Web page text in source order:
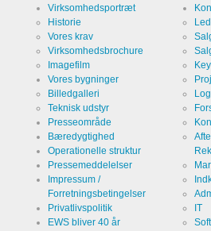
Virksomhedsportræt
Historie
Vores krav
Virksomhedsbrochure
Imagefilm
Vores bygninger
Billedgalleri
Teknisk udstyr
Presseområde
Bæredygtighed
Operationelle struktur
Pressemeddelelser
Impressum /
Forretningsbetingelser
Privatlivspolitik
EWS bliver 40 år
IT
Udbyder
LinkedIn
Formål
Cookie fra
webstedsanalyser.
webstedet.
Navn
Udløb
Infos